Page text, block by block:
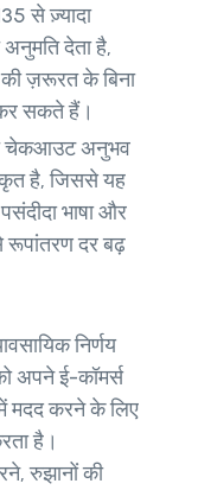
से ज़्यादा
देता है,
ज़रूरत के बिना
कर सकते हैं।
चेकआउट अनुभव
है, जिससे यह
भाषा और
दर बढ़
निर्णय
अपने ई-कॉमर्स
में मदद करने के लिए
है।
रुझानों की